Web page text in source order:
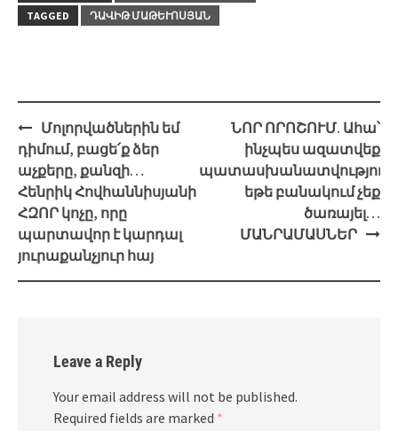
TAGGED
ԴԱՎԻԹ ՄԱԹԵՒՈՍՅԱՆ
Post
navigation
Մոլորվածներին եմ
դիմում, բացե՛ք ձեր
աչքերը, քանզի…
Հենրիկ Հովհաննիսյանի
ՀԶՈՐ կոչը, որը
պարտավոր է կարդալ
յուրաքանչյուր հայ
ՆՈՐ ՈՐՈՇՈՒՄ. Ահա՝
ինչպես ազատվեք
եթե բանակում չեք
ծառայել…
ՄԱՆՐԱՄԱՍՆԵՐ
Leave a Reply
Your email address will not be published.
Required fields are marked *